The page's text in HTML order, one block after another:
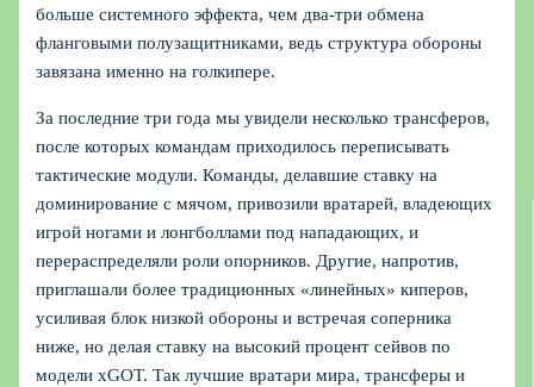
больше системного эффекта, чем два‑три обмена
фланговыми полузащитниками, ведь структура обороны
завязана именно на голкипере.
За последние три года мы увидели несколько трансферов,
после которых командам приходилось переписывать
тактические модули. Команды, делавшие ставку на
доминирование с мячом, привозили вратарей, владеющих
игрой ногами и лонгболлами под нападающих, и
перераспределяли роли опорников. Другие, напротив,
приглашали более традиционных «линейных» киперов,
усиливая блок низкой обороны и встречая соперника
ниже, но делая ставку на высокий процент сейвов по
модели xGOT. Так лучшие вратари мира, трансферы и